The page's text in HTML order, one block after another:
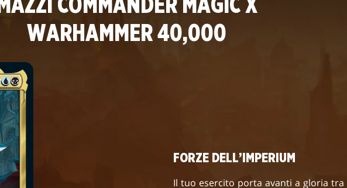
MAZZI COMMANDER MAGIC X
WARHAMMER 40,000
FORZE DELL’IMPERIUM
Il tuo esercito porta avanti a gloria